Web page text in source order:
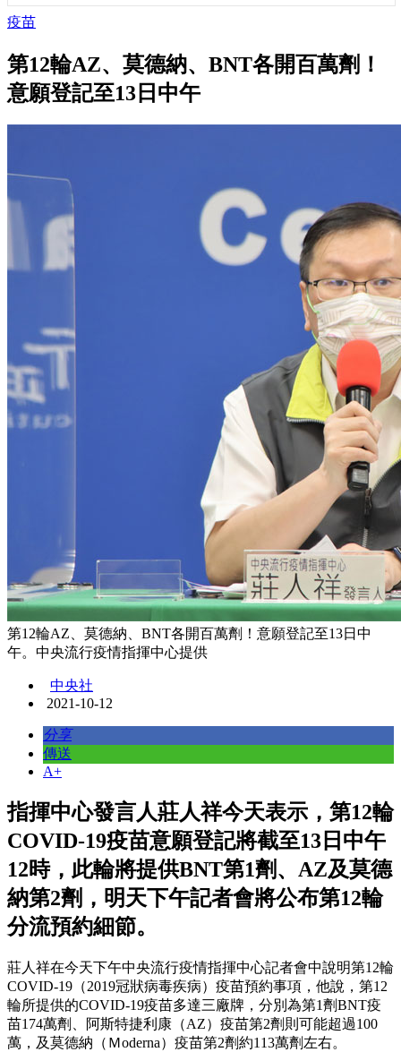
疫苗
第12輪AZ、莫德納、BNT各開百萬劑！
意願登記至13日中午
第12輪AZ、莫德納、BNT各開百萬劑！意願登記至13日中
午。中央流行疫情指揮中心提供
中央社
2021-10-12
分享
傳送
A+
指揮中心發言人莊人祥今天表示，第12輪
COVID-19疫苗意願登記將截至13日中午
12時，此輪將提供BNT第1劑、AZ及莫德
納第2劑，明天下午記者會將公布第12輪
分流預約細節。
莊人祥在今天下午中央流行疫情指揮中心記者會中說明第12輪
COVID-19（2019冠狀病毒疾病）疫苗預約事項，他說，第12
輪所提供的COVID-19疫苗多達三廠牌，分別為第1劑BNT疫
苗174萬劑、阿斯特捷利康（AZ）疫苗第2劑則可能超過100
萬，及莫德納（Ｍoderna）疫苗第2劑約113萬劑左右。